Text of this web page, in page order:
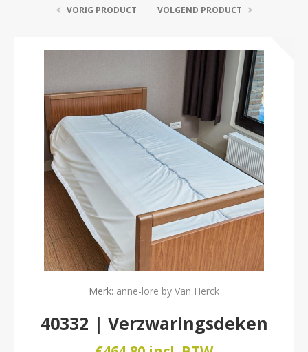
VORIG PRODUCT VOLGEND PRODUCT
Merk: anne-lore by Van Herck
40332 | Verzwaringsdeken